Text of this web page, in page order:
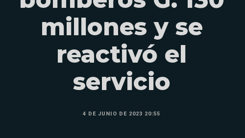
millones y se
reactivó el
servicio
4 DE JUNIO DE 2023 20:55